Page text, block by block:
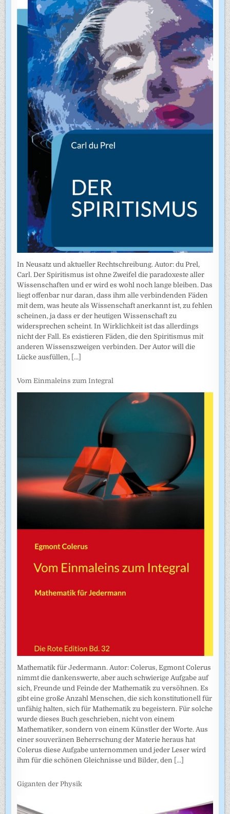
In Neusatz und aktueller Rechtschreibung. Autor: du Prel,
Carl. Der Spiritismus ist ohne Zweifel die paradoxeste aller
Wissenschaften und er wird es wohl noch lange bleiben. Das
liegt offenbar nur daran, dass ihm alle verbindenden Fäden
mit dem, was heute als Wissenschaft anerkannt ist, zu fehlen
scheinen, ja dass er der heutigen Wissenschaft zu
widersprechen scheint. In Wirklichkeit ist das allerdings
nicht der Fall. Es existieren Fäden, die den Spiritismus mit
anderen Wissenszweigen verbinden. Der Autor will die
Lücke ausfüllen, [...]
Vom Einmaleins zum Integral
Mathematik für Jedermann. Autor: Colerus, Egmont Colerus
nimmt die dankenswerte, aber auch schwierige Aufgabe auf
sich, Freunde und Feinde der Mathematik zu versöhnen. Es
gibt eine große Anzahl Menschen, die sich konstitutionell für
unfähig halten, sich für Mathematik zu begeistern. Für solche
wurde dieses Buch geschrieben, nicht von einem
Mathematiker, sondern von einem Künstler der Worte. Aus
einer souveränen Beherrschung der Materie heraus hat
Colerus diese Aufgabe unternommen und jeder Leser wird
ihm für die schönen Gleichnisse und Bilder, den [...]
Giganten der Physik